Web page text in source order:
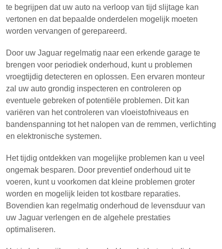
te begrijpen dat uw auto na verloop van tijd slijtage kan
vertonen en dat bepaalde onderdelen mogelijk moeten
worden vervangen of gerepareerd.
Door uw Jaguar regelmatig naar een erkende garage te
brengen voor periodiek onderhoud, kunt u problemen
vroegtijdig detecteren en oplossen. Een ervaren monteur
zal uw auto grondig inspecteren en controleren op
eventuele gebreken of potentiële problemen. Dit kan
variëren van het controleren van vloeistofniveaus en
bandenspanning tot het nalopen van de remmen, verlichting
en elektronische systemen.
Het tijdig ontdekken van mogelijke problemen kan u veel
ongemak besparen. Door preventief onderhoud uit te
voeren, kunt u voorkomen dat kleine problemen groter
worden en mogelijk leiden tot kostbare reparaties.
Bovendien kan regelmatig onderhoud de levensduur van
uw Jaguar verlengen en de algehele prestaties
optimaliseren.